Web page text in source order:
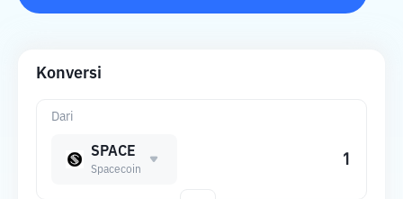
Konversi
Dari
SPACE
Spacecoin